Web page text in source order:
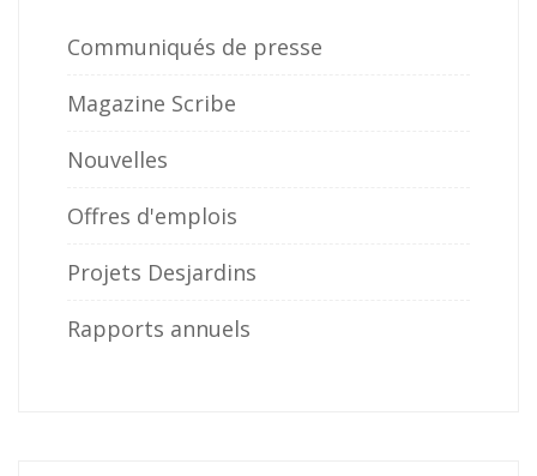
Communiqués de presse
Magazine Scribe
Nouvelles
Offres d'emplois
Projets Desjardins
Rapports annuels